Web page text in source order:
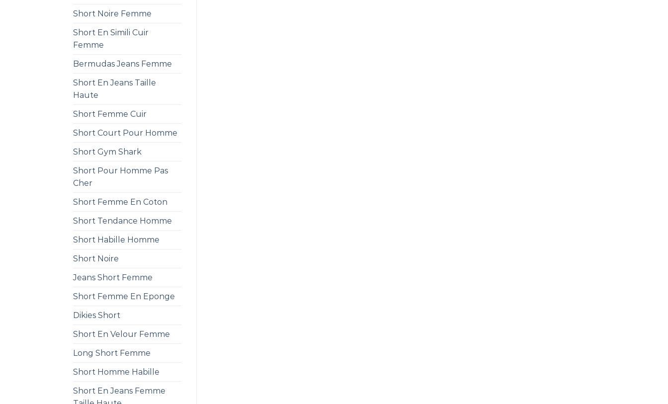
Short Noire Femme
Short En Simili Cuir
Femme
Bermudas Jeans Femme
Short En Jeans Taille
Haute
Short Femme Cuir
Short Court Pour Homme
Short Gym Shark
Short Pour Homme Pas
Cher
Short Femme En Coton
Short Tendance Homme
Short Habille Homme
Short Noire
Jeans Short Femme
Short Femme En Eponge
Dikies Short
Short En Velour Femme
Long Short Femme
Short Homme Habille
Short En Jeans Femme